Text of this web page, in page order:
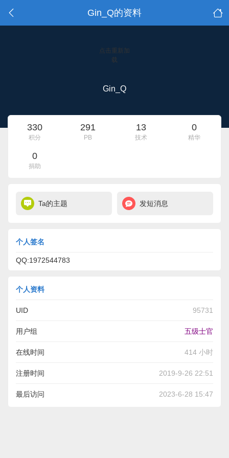
Gin_Q的资料
点击重新加
载
Gin_Q
330
积分
291
PB
13
技术
0
精华
0
捐助
Ta的主题 发短消息
个人签名
QQ:1972544783
个人资料
UID 95731
用户组 五级士官
在线时间 414 小时
注册时间 2019-9-26 22:51
最后访问 2023-6-28 15:47